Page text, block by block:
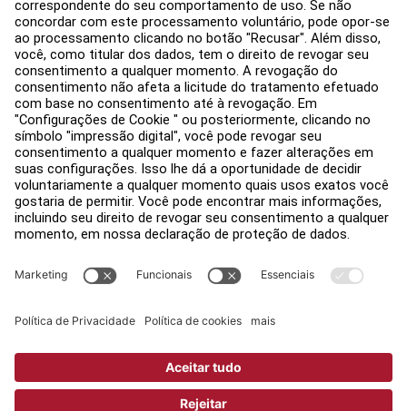
Encontre uma loja
Avisos legais
Acessibilidade
Faça login no Facility Connect
Configurações de Privacidade
Copyright © 2026 Life Fitness